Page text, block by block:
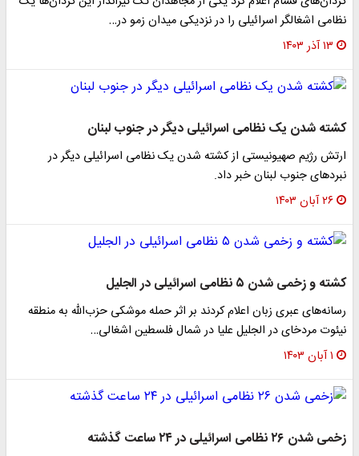
نظامی اشغالگر اسرائیلی را در نزدیکی میدان زمو در…
۱۳ آذر ۱۴۰۳
کشته شدن یک نظامی اسرائیلی دیگر در جنوب لبنان
ارتش رژیم صهیونیستی از کشته شدن یک نظامی اسرائیلی دیگر در
نبردهای جنوب لبنان خبر داد.
۲۶ آبان ۱۴۰۳
کشته و زخمی شدن ۵ نظامی اسرائیلی در الجلیل
رسانه‌های عبری زبان اعلام کردند بر اثر حمله موشکی حزب‌الله به منطقه
نیئوت مردخای در الجلیل علیا در شمال فلسطین اشغالی…
۱ آبان ۱۴۰۳
زخمی شدن ۲۶ نظامی اسرائیلی در ۲۴ ساعت گذشته